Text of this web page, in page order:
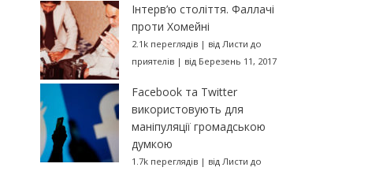
Інтерв’ю століття. Фаллачі
проти Хомейні
2.1k переглядів| від Листи до
приятелів| від Березень 11, 2017
Facebook та Twitter
використовують для
маніпуляції громадською
думкою
1.7k переглядів| від Листи до